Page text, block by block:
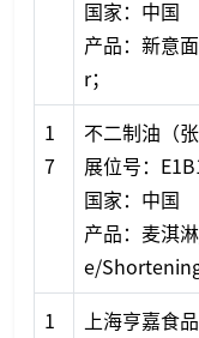
国家：中国
产品：新意
r；
1
7
不二制油（
展位号：
国家：中国
产品：麦淇
e/
1
上海亨嘉食